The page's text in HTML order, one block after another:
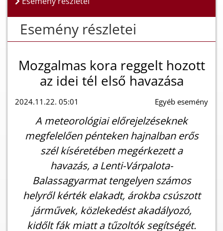
Esemény részletei
Mozgalmas kora reggelt hozott
az idei tél első havazása
2024.11.22. 05:01 Egyéb esemény
A meteorológiai előrejelzéseknek
megfelelően pénteken hajnalban erős
szél kíséretében megérkezett a
havazás, a Lenti-Várpalota-
Balassagyarmat tengelyen számos
helyről kérték elakadt, árokba csúszott
járművek, közlekedést akadályozó,
kidőlt fák miatt a tűzoltók segítségét.